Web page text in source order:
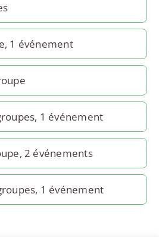
1 événement
1 événement
2 événements
1 événement